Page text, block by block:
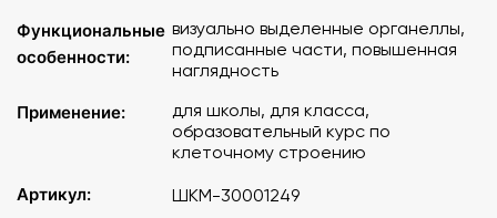
Функциональные
особенности:
визуально выделенные органеллы,
подписанные части, повышенная
наглядность
Применение:
для школы, для класса,
образовательный курс по
клеточному строению
Артикул:
ШКМ-30001249